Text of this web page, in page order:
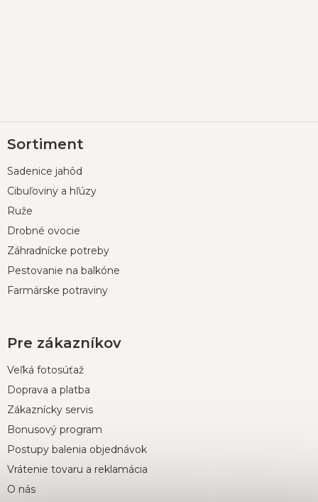
á
ä
Sortiment
Sadenice jahôd
Cibuľoviny a hľúzy
Ruže
Drobné ovocie
Záhradnícke potreby
Pestovanie na balkóne
Farmárske potraviny
Pre zákazníkov
Veľká fotosúťaž
Doprava a platba
Zákaznícky servis
Bonusový program
Postupy balenia objednávok
Vrátenie tovaru a reklamácia
O nás